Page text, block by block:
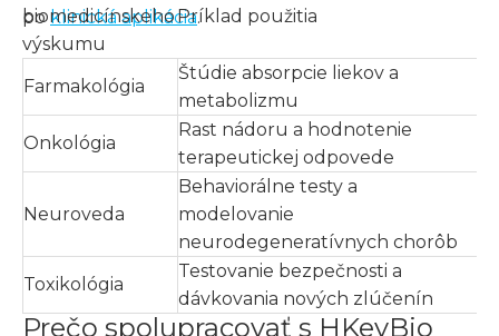
poklinická aplikácia.
biomedicínskeho
výskumu
Príklad použitia
Farmakológia
Štúdie absorpcie liekov a
metabolizmu
Onkológia
Rast nádoru a hodnotenie
terapeutickej odpovede
Neuroveda
Behaviorálne testy a
modelovanie
neurodegeneratívnych chorôb
Toxikológia
Testovanie bezpečnosti a
dávkovania nových zlúčenín
Prečo spolupracovať s HKeyBio